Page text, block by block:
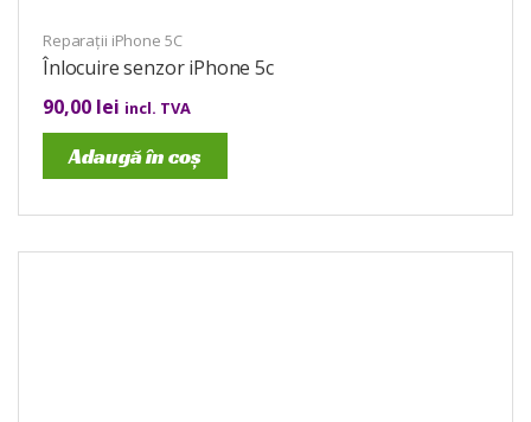
Reparații iPhone 5C
Înlocuire senzor iPhone 5c
90,00 lei incl. TVA
Adaugă în coș